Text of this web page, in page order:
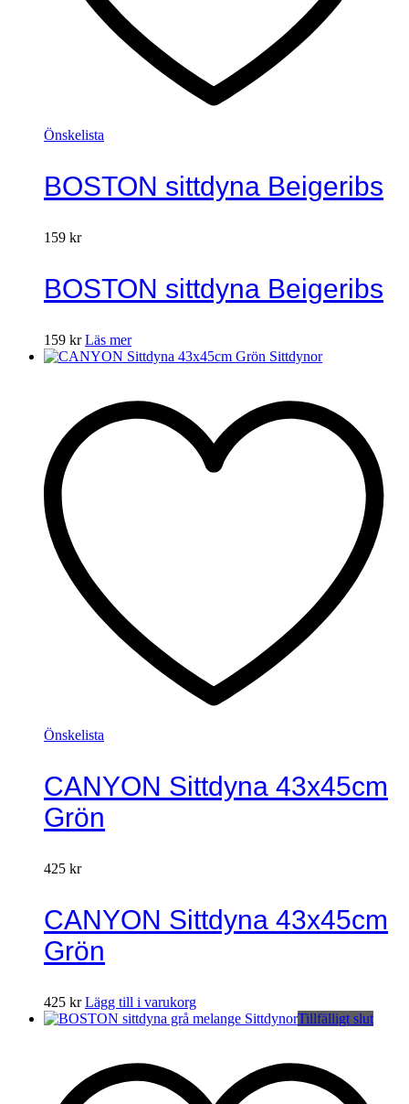
Önskelista
BOSTON sittdyna Beigeribs
159 kr
BOSTON sittdyna Beigeribs
159 kr Läs mer
Önskelista
CANYON Sittdyna 43x45cm
Grön
425 kr
CANYON Sittdyna 43x45cm
Grön
425 kr Lägg till i varukorg
Tillfälligt slut